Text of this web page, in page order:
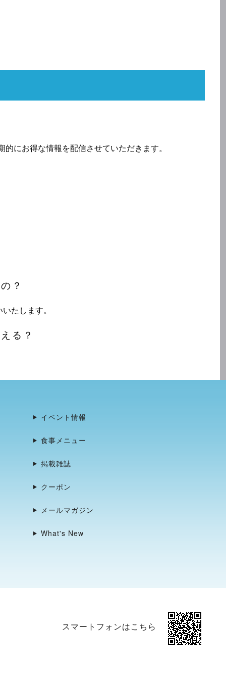
にお得な情報を配信させていただきます。
？
たします。
る？
イベント情報
食事メニュー
掲載雑誌
クーポン
メールマガジン
What's New
スマートフォンはこちら